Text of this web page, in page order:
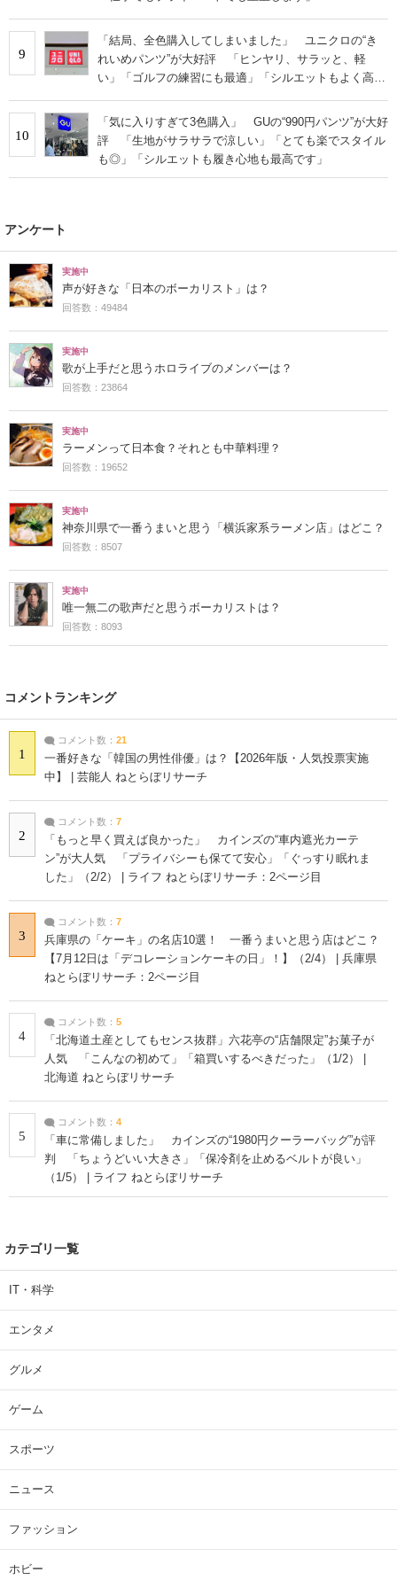
9
「結局、全色購入してしまいました」 ユニクロの“き
れいめパンツ”が大好評 「ヒンヤリ、サラッと、軽
い」「ゴルフの練習にも最適」「シルエットもよく高見
10
「気に入りすぎて3色購入」 GUの“990円パンツ”が大好
評 「生地がサラサラで涼しい」「とても楽でスタイル
も◎」「シルエットも履き心地も最高です」
アンケート
実施中
声が好きな「日本のボーカリスト」は？
回答数：49484
実施中
歌が上手だと思うホロライブのメンバーは？
回答数：23864
実施中
ラーメンって日本食？それとも中華料理？
回答数：19652
実施中
神奈川県で一番うまいと思う「横浜家系ラーメン店」はどこ？
回答数：8507
実施中
唯一無二の歌声だと思うボーカリストは？
回答数：8093
コメントランキング
1
コメント数： 21
一番好きな「韓国の男性俳優」は？【2026年版・人気投票実施
中】 | 芸能人 ねとらぼリサーチ
2
コメント数： 7
「もっと早く買えば良かった」 カインズの“車内遮光カーテ
ン”が大人気 「プライバシーも保てて安心」「ぐっすり眠れま
した」（2/2） | ライフ ねとらぼリサーチ：2ページ目
3
コメント数： 7
兵庫県の「ケーキ」の名店10選！ 一番うまいと思う店はどこ？
【7月12日は「デコレーションケーキの日」！】（2/4） | 兵庫県
ねとらぼリサーチ：2ページ目
4
コメント数： 5
「北海道土産としてもセンス抜群」六花亭の“店舗限定”お菓子が
人気 「こんなの初めて」「箱買いするべきだった」（1/2） |
北海道 ねとらぼリサーチ
5
コメント数： 4
「車に常備しました」 カインズの“1980円クーラーバッグ”が評
判 「ちょうどいい大きさ」「保冷剤を止めるベルトが良い」
（1/5） | ライフ ねとらぼリサーチ
カテゴリ一覧
IT・科学
エンタメ
グルメ
ゲーム
スポーツ
ニュース
ファッション
ホビー